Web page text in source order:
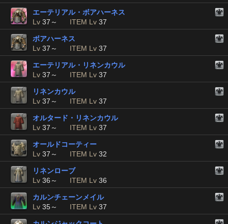
エーテリアル・ボアハーネス
Lv 37～ ITEM Lv 37
ボアハーネス
Lv 37～ ITEM Lv 37
エーテリアル・リネンカウル
Lv 37～ ITEM Lv 37
リネンカウル
Lv 37～ ITEM Lv 37
オルタード・リネンカウル
Lv 37～ ITEM Lv 37
オールドコーティー
Lv 37～ ITEM Lv 32
リネンローブ
Lv 36～ ITEM Lv 36
カルンチェーンメイル
Lv 35～ ITEM Lv 37